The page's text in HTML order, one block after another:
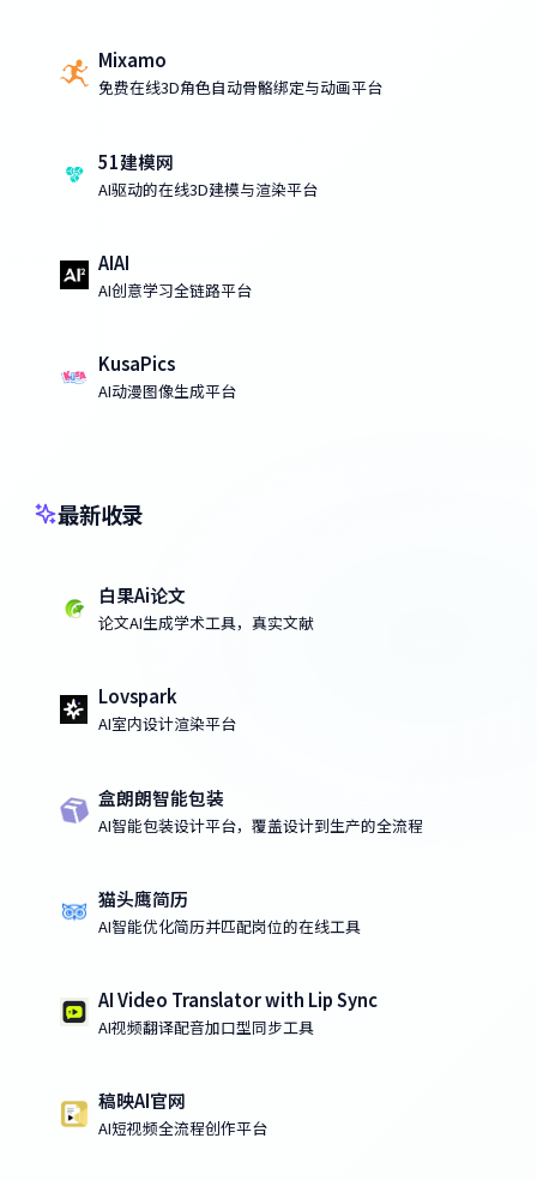
Mixamo
免费在线3D角色自动骨骼绑定与动画平台
51建模网
AI驱动的在线3D建模与渲染平台
AIAI
AI创意学习全链路平台
KusaPics
AI动漫图像生成平台
最新收录
白果Ai论文
论文AI生成学术工具，真实文献
Lovspark
AI室内设计渲染平台
盒朗朗智能包装
AI智能包装设计平台，覆盖设计到生产的全流程
猫头鹰简历
AI智能优化简历并匹配岗位的在线工具
AI Video Translator with Lip Sync
AI视频翻译配音加口型同步工具
稿映AI官网
AI短视频全流程创作平台